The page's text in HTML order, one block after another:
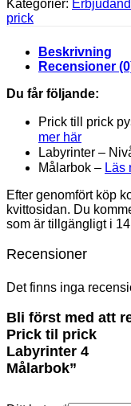
Kategorier:
prick
Beskrivning
Recensioner
Du får följande:
Prick till prick
mer här
Labyrinter –
Målarbok – Läs
Efter genomfört köp
kvittosidan. Du
som är tillgängligt i
Recensioner
Det finns inga
Bli först med att
Prick til prick
Labyrinter 4
Målarbok”